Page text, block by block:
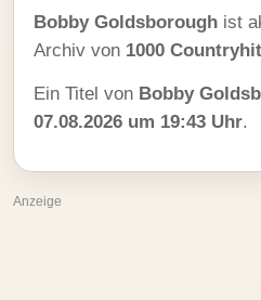
Bobby Goldsborough ist
Archiv von 1000
Ein Titel von Bobby
07.08.2026 um 19:43 Uhr.
Anzeige